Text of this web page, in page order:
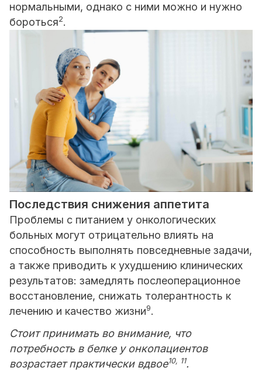
нормальными, однако с ними можно и нужно
бороться2.
Последствия снижения аппетита
Проблемы с питанием у онкологических
больных могут отрицательно влиять на
способность выполнять повседневные задачи,
а также приводить к ухудшению клинических
результатов: замедлять послеоперационное
восстановление, снижать толерантность к
лечению и качество жизни9.
Стоит принимать во внимание, что
потребность в белке у онкопациентов
возрастает практически вдвое10, 11.